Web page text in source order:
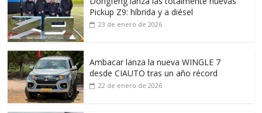
Pickup Z9: híbrida y a diésel
23 de enero de 2026
Ambacar lanza la nueva WINGLE 7
desde CIAUTO tras un año récord
22 de enero de 2026